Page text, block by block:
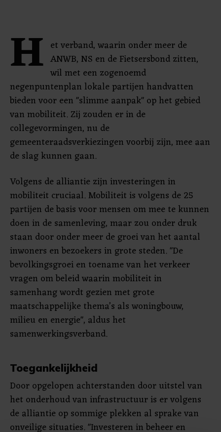
H et verband, waarin onder meer de
ANWB, NS en de Fietsersbond zitten,
wil met een zogenoemd
negenpuntenplan lokale partijen handvatten
bieden voor een "slimme aanpak" op het gebied
van mobiliteit. Zij zouden er in de
collegevormingen, nu de
gemeenteraadsverkiezingen voorbij zijn, mee aan
de slag kunnen gaan.
Volgens de alliantie zijn investeringen in
mobiliteit cruciaal. Mobiliteit is volgens de 25
partijen de basis voor mensen om mee te kunnen
doen in de samenleving, maar zou onder druk
staan door onder meer de groei van het aantal
inwoners en bezoekers in grote steden. "De
bevolkingsgroei en toename van het verkeer
vragen om beleid waarin mobiliteit in
samenhang wordt gezien met grote
maatschappelijke thema’s als woningbouw,
milieu en energie", aldus het
samenwerkingsverband.
Toegankelijkheid
Door opgelopen achterstanden door uitstel van
het onderhoud van infrastructuur is er volgens
de alliantie op sommige plekken al sprake van
onveilige situaties. "Investeren in beheer en